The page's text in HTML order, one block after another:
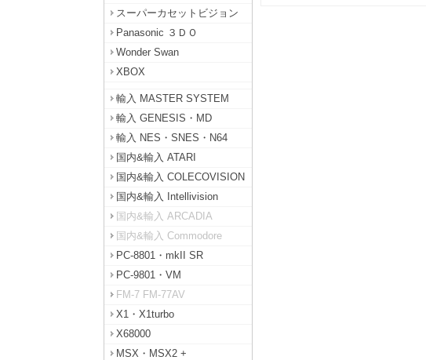
スーパーカセットビジョン
Panasonic ３ＤＯ
Wonder Swan
XBOX
輸入 MASTER SYSTEM
輸入 GENESIS・MD
輸入 NES・SNES・N64
国内&輸入 ATARI
国内&輸入 COLECOVISION
国内&輸入 Intellivision
国内&輸入 ARCADIA
国内&輸入 Commodore
PC-8801・mkII SR
PC-9801・VM
FM-7 FM-77AV
X1・X1turbo
X68000
MSX・MSX2 +